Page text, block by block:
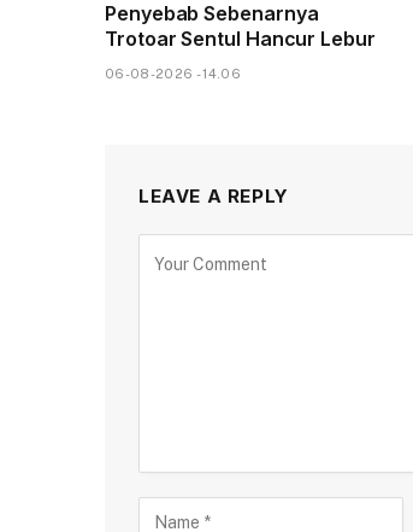
Penyebab Sebenarnya
Trotoar Sentul Hancur Lebur
06-08-2026 - 14.06
LEAVE A REPLY